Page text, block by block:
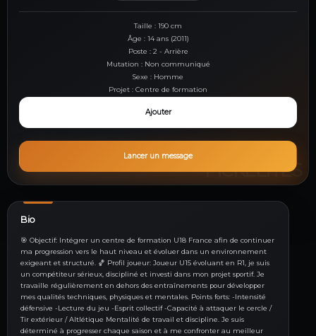
Taille : 190 cm
Âge : 14 ans (2011)
Poste : 2 - Arrière
Mutation : Non communiqué
Sexe : Homme
Projet : Centre de formation
Ajouter
Lancer un message
Bio
🎯 Objectif: Intégrer un centre de formation U18 France afin de continuer
ma progression vers le haut niveau et évoluer dans un environnement
exigeant et structuré. 🏀 Profil joueur: Joueur U15 évoluant en R1, je suis
un compétiteur sérieux, discipliné et investi dans mon projet sportif. Je
travaille régulièrement en dehors des entraînements pour développer
mes qualités techniques, physiques et mentales. Points forts: -Intensité
défensive -Lecture du jeu -Esprit collectif -Capacité à attaquer le cercle /
Tir extérieur / Altlétique Mentalité de travail et discipline. Je suis
déterminé à progresser chaque saison et à me confronter au meilleur